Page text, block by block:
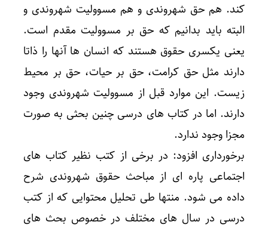
کند. هم حق شهروندی و هم مسوولیت شهروندی و
البته باید بدانیم که حق بر مسوولیت مقدم است.
یعنی یکسری حقوق هستند که انسان ها آنها را ذاتا
دارند مثل حق کرامت، حق بر حیات، حق بر محیط
زیست. این موارد قبل از مسوولیت شهروندی وجود
دارند. اما در کتاب های درسی چنین بحثی به صورت
مجزا وجود ندارد.
برخورداری افزود: در برخی از کتب نظیر کتاب های
اجتماعی پاره ای از مباحث حقوق شهروندی شرح
داده می شود. منتها طی تحلیل محتوایی که از کتب
درسی در سال های مختلف در خصوص بحث های